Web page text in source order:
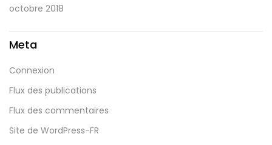
octobre 2018
Meta
Connexion
Flux des publications
Flux des commentaires
Site de WordPress-FR